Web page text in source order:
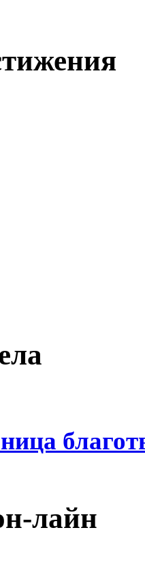
лайн